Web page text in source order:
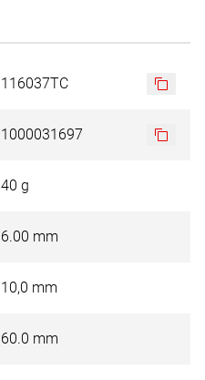
hoher Zähigkeit der
und eine
komplexen
erhöht die
hohen
die Standzeit deutlich
116037TC
1000031697
40 g
6.00 mm
10,0 mm
60.0 mm